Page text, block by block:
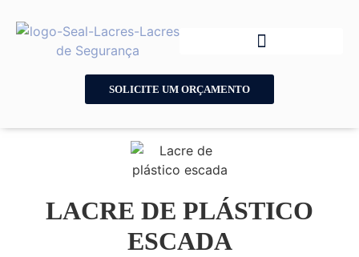
SOLICITE UM ORÇAMENTO
LACRE DE PLÁSTICO
ESCADA